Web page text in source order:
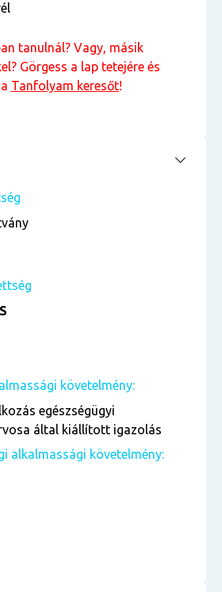
tanulnál? Vagy, másik
Görgess a lap tetejére és
Tanfolyam keresőt!
követelmény:
egészségügyi
által kiállított igazolás
alkalmassági követelmény: